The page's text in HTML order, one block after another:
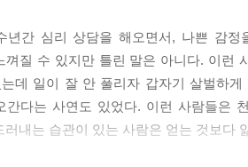
년간 심리 상담을 해오면서, 나쁜 감정
껴질 수 있지만 틀린 말은 아니다. 이런
데 일이 잘 안 풀리자 갑자기 살벌하
간다는 사연도 있었다. 이런 사람들은
러내는 습관이 있는 사람은 얻는 것보다